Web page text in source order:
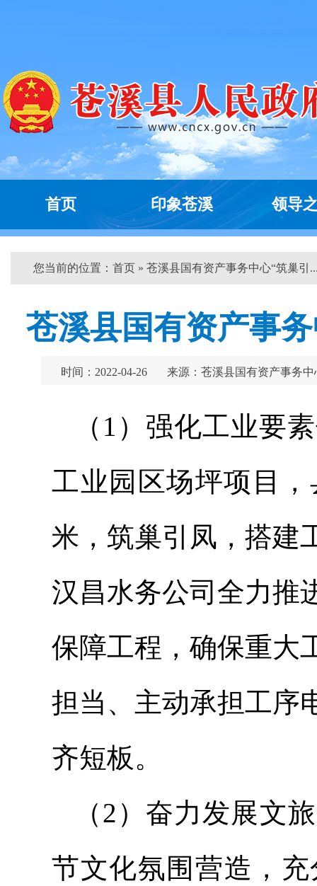
首页 印象苍溪 领导
您当前的位置： 首页 » 苍溪县国有资产事务中心“筑巢引
苍溪县国有资产事
时间：2022-04-26 来源：苍溪县国有资产事务中
（1）强化工业要
工业园区场坪项目
米，筑巢引凤，搭建
汉昌水务公司全力推
保障工程，确保重大
担当、主动承担工序
齐短板。
（2）奋力发展文
节文化氛围营造，